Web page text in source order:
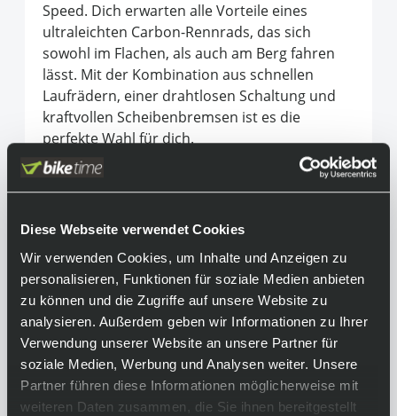
Diese Webseite verwendet Cookies
Wir verwenden Cookies, um Inhalte und Anzeigen zu
personalisieren, Funktionen für soziale Medien anbieten
zu können und die Zugriffe auf unsere Website zu
analysieren. Außerdem geben wir Informationen zu Ihrer
Verwendung unserer Website an unsere Partner für
soziale Medien, Werbung und Analysen weiter. Unsere
Partner führen diese Informationen möglicherweise mit
weiteren Daten zusammen, die Sie ihnen bereitgestellt
Speed. Dich erwarten alle Vorteile eines
ultraleichten Carbon-Rennrads, das sich
sowohl im Flachen, als auch am Berg fahren
lässt. Mit der Kombination aus schnellen
Laufrädern, einer drahtlosen Schaltung und
kraftvollen Scheibenbremsen ist es die
perfekte Wahl für dich.
Equipment
Achtung:
unterschiedlicher Konfigurationen vom
endgültigen Produkt abweichen. Bitte
beachte hierfür unsere technischen Daten!
Rahmen:
Ultraleichtes 500 Series OCLV Carbon, perfekt
abgestimmte und optimierte Performance-
Rohre, konisches Steuerrohr, interne